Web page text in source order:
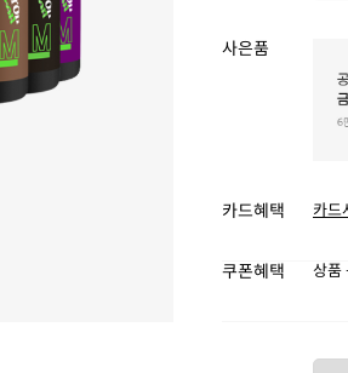
사은품
카드혜택 카드
쿠폰혜택 상품